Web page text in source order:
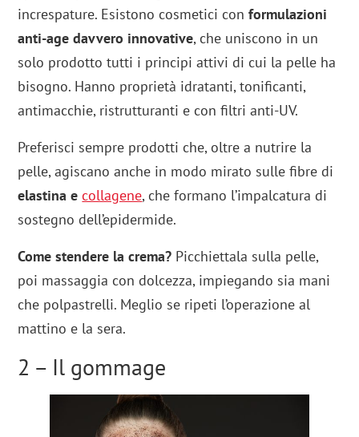
increspature. Esistono cosmetici conformulazioni
anti-age davvero innovative, che uniscono in un
solo prodotto tutti i principi attivi di cui la pelle ha
bisogno. Hanno proprietà idratanti, tonificanti,
antimacchie, ristrutturanti e con filtri anti-UV.
Preferisci sempre prodotti che, oltre a nutrire la
pelle, agiscano anche in modo mirato sulle fibre di
elastina ecollagene, che formano l’impalcatura di
sostegno dell’epidermide.
Come stendere la crema? Picchiettala sulla pelle,
poi massaggia con dolcezza, impiegando sia mani
che polpastrelli. Meglio se ripeti l’operazione al
mattino e la sera.
2 – Il gommage